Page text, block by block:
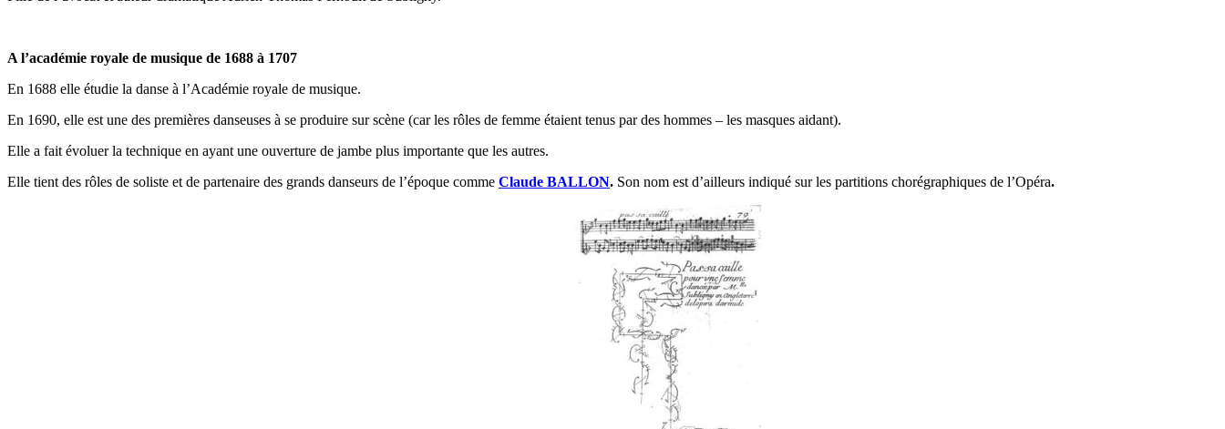
A l’académie royale de musique de 1688 à 1707
En 1688 elle étudie la danse à l’Académie royale de musique.
En 1690, elle est une des premières danseuses à se produire sur scène (car les rôles de femme étaient tenus par des hommes – les masques aidant).
Elle a fait évoluer la technique en ayant une ouverture de jambe plus importante que les autres.
Elle tient des rôles de soliste et de partenaire des grands danseurs de l’époque comme Claude BALLON. Son nom est d’ailleurs indiqué sur les partitions chorégraphiques de l’Opéra.